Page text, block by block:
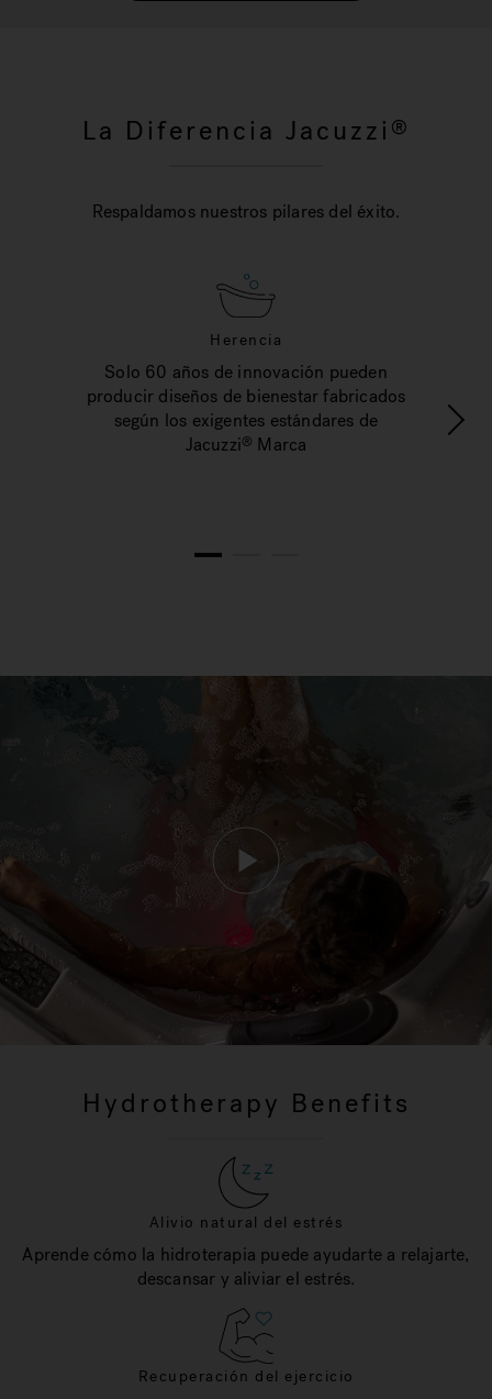
La Diferencia Jacuzzi ®
Respaldamos nuestros pilares del éxito.
Herencia
Solo 60 años de innovación pueden
producir diseños de bienestar fabricados
según los exigentes estándares de
Jacuzzi® Marca
1
Hydrotherapy Benefits
Alivio natural del estrés
Aprende cómo la hidroterapia puede ayudarte a relajarte,
descansar y aliviar el estrés.
Recuperación del ejercicio